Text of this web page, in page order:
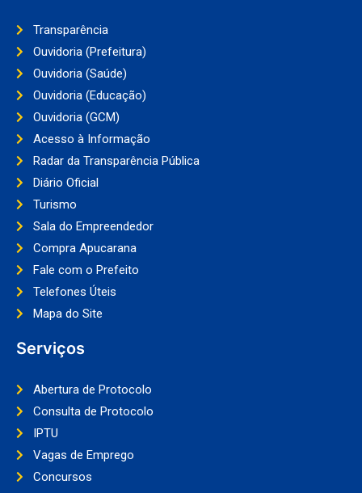
Transparência
Ouvidoria (Prefeitura)
Ouvidoria (Saúde)
Ouvidoria (Educação)
Ouvidoria (GCM)
Acesso à Informação
Radar da Transparência Pública
Diário Oficial
Turismo
Sala do Empreendedor
Compra Apucarana
Fale com o Prefeito
Telefones Úteis
Mapa do Site
Serviços
Abertura de Protocolo
Consulta de Protocolo
IPTU
Vagas de Emprego
Concursos